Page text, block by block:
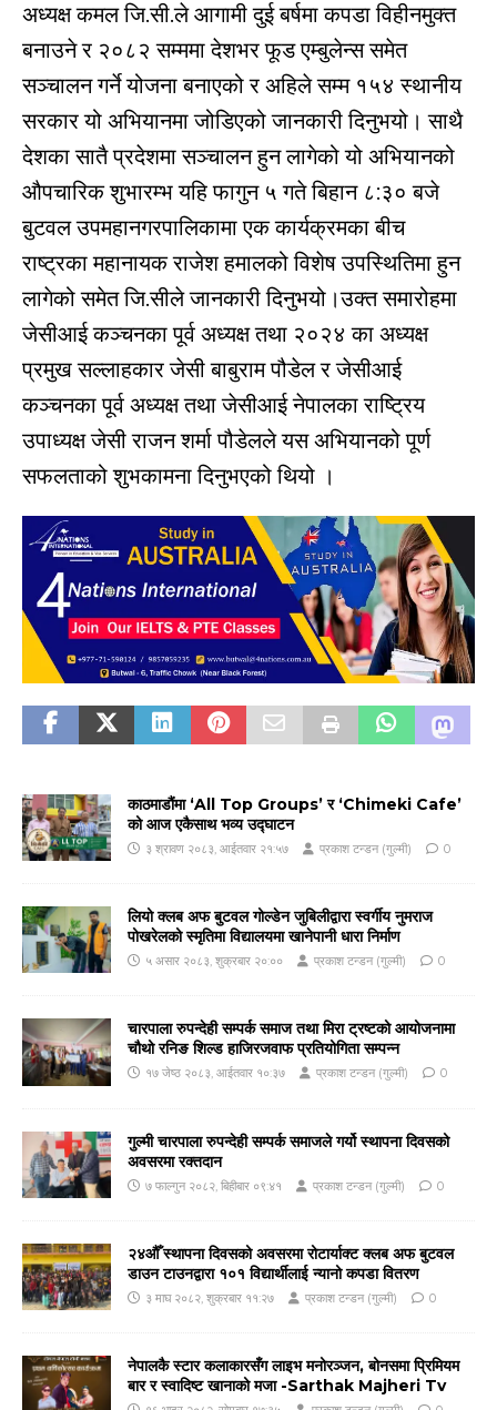
अध्यक्ष कमल जि.सी.ले आगामी दुई बर्षमा कपडा विहीनमुक्त
बनाउने र २०८२ सम्ममा देशभर फूड एम्बुलेन्स समेत
सञ्चालन गर्ने योजना बनाएको र अहिले सम्म १५४ स्थानीय
सरकार यो अभियानमा जोडिएको जानकारी दिनुभयो। साथै
देशका सातै प्रदेशमा सञ्चालन हुन लागेको यो अभियानको
औपचारिक शुभारम्भ यहि फागुन ५ गते बिहान ८:३० बजे
बुटवल उपमहानगरपालिकामा एक कार्यक्रमका बीच
राष्ट्रका महानायक राजेश हमालको विशेष उपस्थितिमा हुन
लागेको समेत जि.सीले जानकारी दिनुभयो।उक्त समारोहमा
जेसीआई कञ्चनका पूर्व अध्यक्ष तथा २०२४ का अध्यक्ष
प्रमुख सल्लाहकार जेसी बाबुराम पौडेल र जेसीआई
कञ्चनका पूर्व अध्यक्ष तथा जेसीआई नेपालका राष्ट्रिय
उपाध्यक्ष जेसी राजन शर्मा पौडेलले यस अभियानको पूर्ण
सफलताको शुभकामना दिनुभएको थियो ।
काठमाडौंमा ‘All Top Groups’ र ‘Chimeki Cafe’
को आज एकैसाथ भव्य उद्घाटन
३ श्रावण २०८३, आईतवार २१:५७ प्रकाश टन्डन (गुल्मी) 0
लियो क्लब अफ बुटवल गोल्डेन जुबिलीद्वारा स्वर्गीय नुमराज
पोखरेलको स्मृतिमा विद्यालयमा खानेपानी धारा निर्माण
५ असार २०८३, शुक्रबार २०:०० प्रकाश टन्डन (गुल्मी) 0
चारपाला रुपन्देही सम्पर्क समाज तथा मिरा ट्रष्टको आयोजनामा
चौथो रनिङ शिल्ड हाजिरजवाफ प्रतियोगिता सम्पन्न
१७ जेष्ठ २०८३, आईतवार १०:३७ प्रकाश टन्डन (गुल्मी) 0
गुल्मी चारपाला रुपन्देही सम्पर्क समाजले गर्यो स्थापना दिवसको
अवसरमा रक्तदान
७ फाल्गुन २०८२, बिहीबार ०९:४१ प्रकाश टन्डन (गुल्मी) 0
२४औँ स्थापना दिवसको अवसरमा रोटार्याक्ट क्लब अफ बुटवल
डाउन टाउनद्वारा १०१ विद्यार्थीलाई न्यानो कपडा वितरण
३ माघ २०८२, शुक्रबार ११:२७ प्रकाश टन्डन (गुल्मी) 0
नेपालकै स्टार कलाकारसँग लाइभ मनोरञ्जन, बोनसमा प्रिमियम
बार र स्वादिष्ट खानाको मजा -Sarthak Majheri Tv